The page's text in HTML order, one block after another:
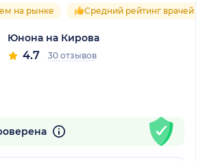
на рынке Средний рейтинг врачей
Юнона на Кирова
4.7 30 отзывов